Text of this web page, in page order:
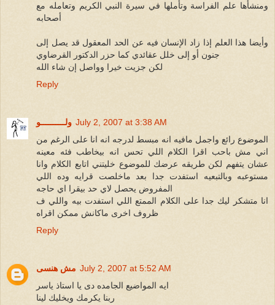
ومنشأها علم الفراسة وتأملها في سيرة النبي الكريم وتعامله مع
أصحابه
وأيضا هذا العلم إذا زاد الإنسان فيه عن الحد المعقول قد يصل إلى
جنون أو إلى خلل عقائدي كما حزر الدكتور القرضاوي
لكن جزيت خيرا وواصل إن شاء الله
Reply
ولــــــــــو July 2, 2007 at 3:38 AM
الموضوع رائع واجمل مافيه انه مبسط لدرجه انه انا على الرغم من
اني مش باحب اقرا الكلام اللي تحس انه بيخاطب فئه معينه
عشان يتفهم لكن طريقه عرضك للموضوع خليتني اتابع الكلام وانا
مستوعبه وبالتبعيه استفدت جدا بعد ماخلصت قرايه وده اللي
المفروض يحصل لاي حد بيقرا اي حاجه
انا متشكر ليك جدا على الكلام الممتع اللي استفدت بيه واللي ف
ظروف اخرى ماكانش ممكن اقراه
Reply
مش هنسى July 2, 2007 at 5:52 AM
ايه المواضيع الجامده دى يا استاذ ياسر
ربنا يكرمك ويخليك لينا